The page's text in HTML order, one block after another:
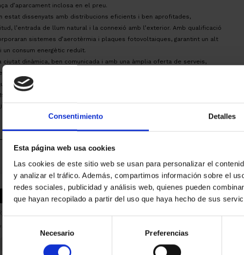
Consentimiento Detalles
Esta página web usa cookies
Las cookies de este sitio web se usan para personalizar el
y analizar el tráfico. Además, compartimos información sobre el
redes sociales, publicidad y análisis web, quienes pueden
que hayan recopilado a partir del uso que haya hecho de sus
consentimiento
Necesario Preferencias
d’aparcament inclosa en el preu.
estat dissenyats amb distribucions eficients i ben aprofitades,
l’entrada de llum natural i la connexió amb l’exterior. Amb qualificació
sistemes d’aerotèrmia i plaques fotovoltaiques, garantint un alt
consum energètic reduït.
ciutat dinàmica, ben comunicada i amb una àmplia oferta de serveis,
i zones verdes. Un entorn ideal per establir-hi la teva nova llar i gaudir
de vida.
| VENDA Obra Nova en PROJECTE /prevenda | Llicencia: en TRAMIT. |
segons tipus vigents. Despeses notarials i registrals, segons aranzel.
interessat
requerits